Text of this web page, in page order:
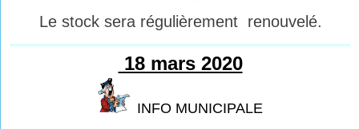
Le stock sera régulièrement renouvelé.
18 mars 2020
INFO MUNICIPALE